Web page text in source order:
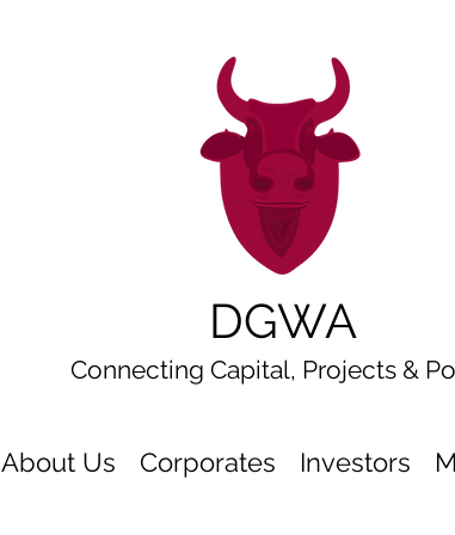
DGWA
Connecting Capital, Projects &
About Us Corporates Investors